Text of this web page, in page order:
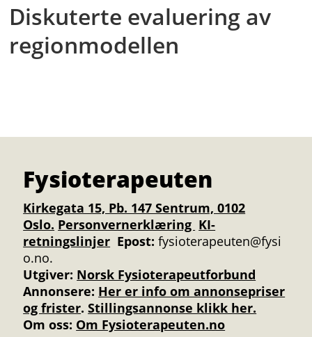
Diskuterte evaluering av
regionmodellen
Fysioterapeuten
Kirkegata 15, Pb. 147 Sentrum, 0102
Oslo. Personvernerklæring KI-
retningslinjer Epost: fysioterapeuten@fysi
o.no.
Utgiver: Norsk Fysioterapeutforbund
Annonsere: Her er info om annonsepriser
og frister.Stillingsannonse klikk her.
Om oss: Om Fysioterapeuten.no